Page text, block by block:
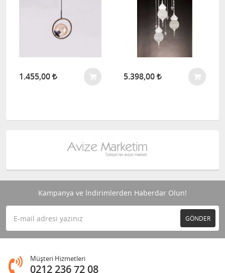
1.455,00 5.398,00
Kampanya ve İndirimlerden Haberdar Olun!
GÖNDER
Müşteri Hizmetleri
0212 236 72 08